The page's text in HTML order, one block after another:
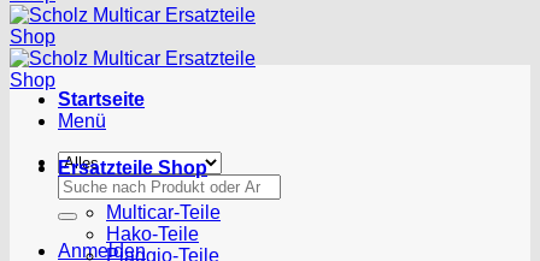
Menü
Suchen
nach:
Anmelden
Startseite
Ersatzteile Shop
Multicar-Teile
Hako-Teile
Piaggio-Teile